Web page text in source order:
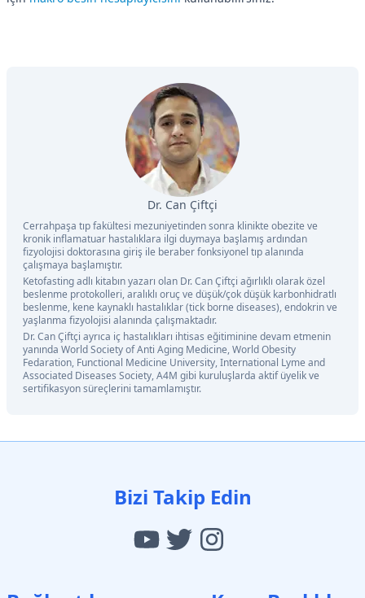
Dr. Can Çiftçi
Cerrahpaşa tıp fakültesi mezuniyetinden sonra klinikte obezite ve
kronik inflamatuar hastalıklara ilgi duymaya başlamış ardından
fizyolojisi doktorasına giriş ile beraber fonksiyonel tıp alanında
çalışmaya başlamıştır.
Ketofasting adlı kitabın yazarı olan Dr. Can Çiftçi ağırlıklı olarak özel
beslenme protokolleri, aralıklı oruç ve düşük/çok düşük karbonhidratlı
beslenme, kene kaynaklı hastalıklar (tick borne diseases), endokrin ve
yaşlanma fizyolojisi alanında çalışmaktadır.
Dr. Can Çiftçi ayrıca iç hastalıkları ihtisas eğitiminine devam etmenin
yanında World Society of Anti Aging Medicine, World Obesity
Fedaration, Functional Medicine University, International Lyme and
Associated Diseases Society, A4M gibi kuruluşlarda aktif üyelik ve
sertifikasyon süreçlerini tamamlamıştır.
Bizi Takip Edin